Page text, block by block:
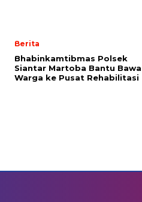
Berita
Bhabinkamtibmas Polsek
Siantar Martoba Bantu Bawa
Warga ke Pusat Rehabilitasi